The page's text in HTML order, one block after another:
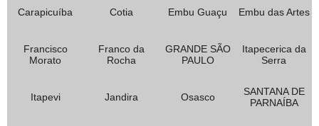
Carapicuíba Cotia Embu Guaçu Embu das Artes
Francisco
Morato
Franco da
Rocha
GRANDE SÃO
PAULO
Itapecerica da
Serra
Itapevi Jandira Osasco
SANTANA DE
PARNAÍBA